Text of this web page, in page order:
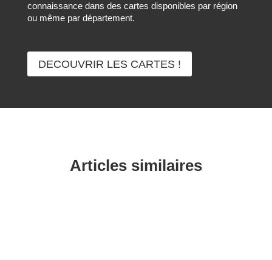
connaissance dans des cartes disponibles par région
ou même par département.
DECOUVRIR LES CARTES !
Articles similaires